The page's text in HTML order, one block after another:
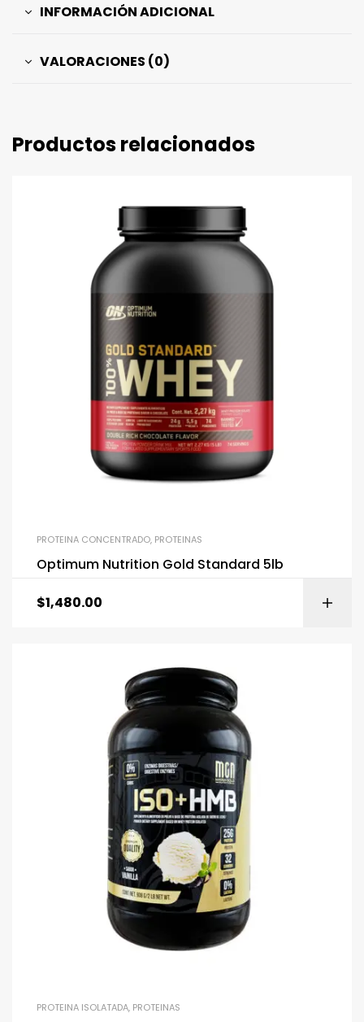
INFORMACIÓN ADICIONAL
VALORACIONES (0)
Productos relacionados
PROTEINA CONCENTRADO, PROTEINAS
Optimum Nutrition Gold Standard 5lb
$1,480.00
PROTEINA ISOLATADA, PROTEINAS